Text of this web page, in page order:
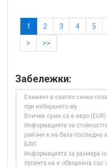
1 2 3 4 5
> >>
Забележки:
Елемент в светло синьо
при избирането му
Всички суми са в евро
Информацията за
райони е на база последна
БФП
Информацията за размера
проекта не е обвързана със